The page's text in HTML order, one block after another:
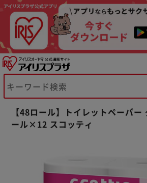
【48ロール】トイレットペーパー
ール×12 スコッティ